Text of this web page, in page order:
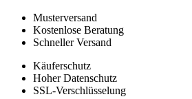
Musterversand
Kostenlose Beratung
Schneller Versand
Käuferschutz
Hoher Datenschutz
SSL-Verschlüsselung